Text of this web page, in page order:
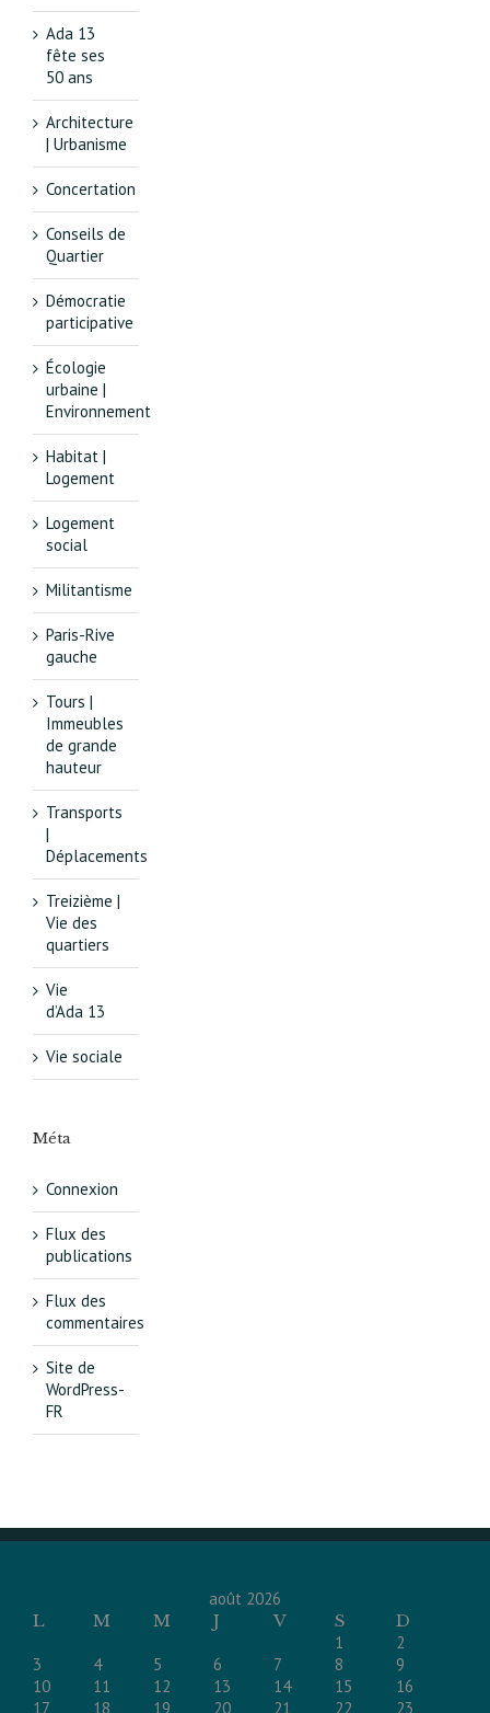
Ada 13
fête ses
50 ans
Architecture
| Urbanisme
Concertation
Conseils de
Quartier
Démocratie
participative
Écologie
urbaine |
Environnement
Habitat |
Logement
Logement
social
Militantisme
Paris-Rive
gauche
Tours |
Immeubles
de grande
hauteur
Transports
|
Déplacements
Treizième |
Vie des
quartiers
Vie
d’Ada 13
Vie sociale
Méta
Connexion
Flux des
publications
Flux des
commentaires
Site de
WordPress-
FR
août 2026
L
M M J V S
D
1
2
3
4 5 6 7 8
9
10
11 12 13 14 15
16
17
18 19 20 21 22 23